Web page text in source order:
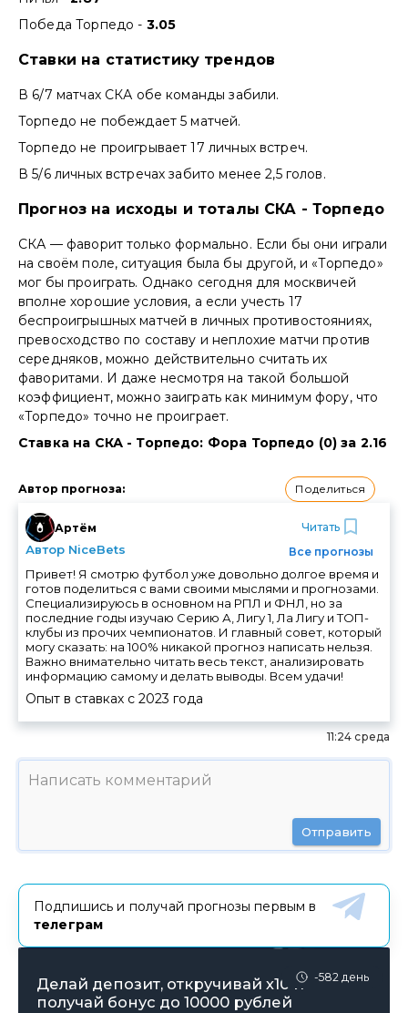
Победа Торпедо - 3.05
Ставки на статистику трендов
В 6/7 матчах СКА обе команды забили.
Торпедо не побеждает 5 матчей.
Торпедо не проигрывает 17 личных встреч.
В 5/6 личных встречах забито менее 2,5 голов.
Прогноз на исходы и тоталы СКА - Торпедо
СКА — фаворит только формально. Если бы они играли
на своём поле, ситуация была бы другой, и «Торпедо»
мог бы проиграть. Однако сегодня для москвичей
вполне хорошие условия, а если учесть 17
беспроигрышных матчей в личных противостояниях,
превосходство по составу и неплохие матчи против
середняков, можно действительно считать их
фаворитами. И даже несмотря на такой большой
коэффициент, можно заиграть как минимум фору, что
«Торпедо» точно не проиграет.
Ставка на СКА - Торпедо: Фора Торпедо (0) за 2.16
Автор прогноза: Поделиться
Артём
Автор NiceBets
Читать
Все прогнозы
Привет! Я смотрю футбол уже довольно долгое время и
готов поделиться с вами своими мыслями и прогнозами.
Специализируюсь в основном на РПЛ и ФНЛ, но за
последние годы изучаю Серию А, Лигу 1, Ла Лигу и ТОП-
клубы из прочих чемпионатов. И главный совет, который
могу сказать: на 100% никакой прогноз написать нельзя.
Важно внимательно читать весь текст, анализировать
информацию самому и делать выводы. Всем удачи!
Опыт в ставках с 2023 года
11:24 среда
Отправить
Подпишись и получай прогнозы первым в
телеграм
-582 день
Делай депозит, откручивай х10 и
получай бонус до 10000 рублей